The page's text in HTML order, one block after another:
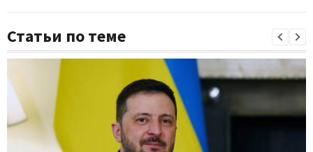
Статьи по теме